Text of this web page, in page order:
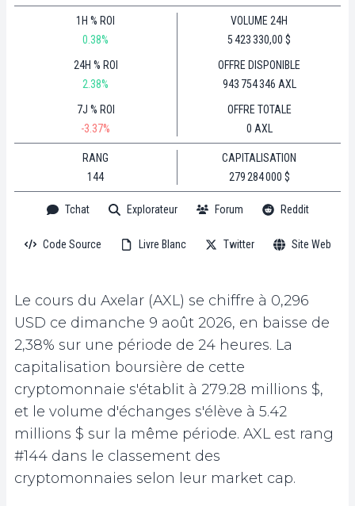
1H % ROI
0.38%
24H % ROI
2.38%
7J % ROI
-3.37%
VOLUME 24H
5 423 330,00 $
OFFRE DISPONIBLE
943 754 346 AXL
OFFRE TOTALE
0 AXL
RANG
144
CAPITALISATION
279 284 000 $
Tchat Explorateur Forum Reddit
Code Source Livre Blanc Twitter Site Web
Le cours du Axelar (AXL) se chiffre à 0,296
USD ce dimanche 9 août 2026, en baisse de
2,38% sur une période de 24 heures. La
capitalisation boursière de cette
cryptomonnaie s'établit à 279.28 millions $,
et le volume d'échanges s'élève à 5.42
millions $ sur la même période. AXL est rang
#144 dans le classement des
cryptomonnaies selon leur market cap.